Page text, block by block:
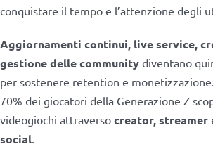
conquistare il tempo e l’attenzione degli
Aggiornamenti continui, live service,
gestione delle community diventano
per sostenere retention e
70% dei giocatori della Generazione Z
videogiochi attraverso creator, streamer
social.